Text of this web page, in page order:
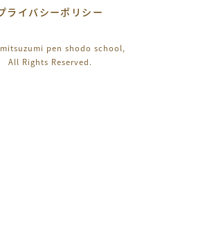
ライバシーポリシー
pen shodo school,
All Rights Reserved.